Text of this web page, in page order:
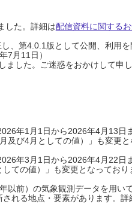
した。詳細は配信資料に関する
、第4.0.1版として公開、利用
7月11日）
した。ご迷惑をおかけして申
年1月1日から2026年4月13日
び4月としての値）」も変更と
年3月1日から2026年4月22日
ての値）」も変更となってお
前）の気象観測データを用い
れる地点・要素があります。詳